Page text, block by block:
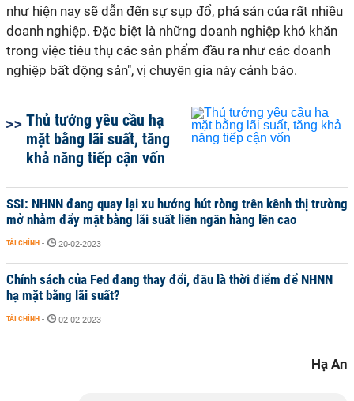
như hiện nay sẽ dẫn đến sự sụp đổ, phá sản của rất nhiều
doanh nghiệp. Đặc biệt là những doanh nghiệp khó khăn
trong việc tiêu thụ các sản phẩm đầu ra như các doanh
nghiệp bất động sản", vị chuyên gia này cảnh báo.
Thủ tướng yêu cầu hạ
mặt bằng lãi suất, tăng
khả năng tiếp cận vốn
SSI: NHNN đang quay lại xu hướng hút ròng trên kênh thị trường
mở nhằm đẩy mặt bằng lãi suất liên ngân hàng lên cao
TÀI CHÍNH - 20-02-2023
Chính sách của Fed đang thay đổi, đâu là thời điểm để NHNN
hạ mặt bằng lãi suất?
TÀI CHÍNH - 02-02-2023
Hạ An